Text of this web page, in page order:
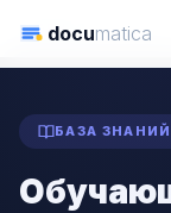
documatica
ГЛАВНАЯ СТАТЬИ
БАЗА ЗНАНИЙ